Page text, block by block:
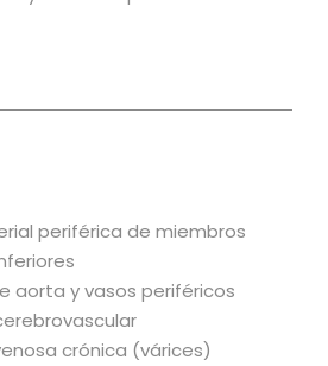
periférica de miembros
aorta y vasos periféricos
crónica (várices)